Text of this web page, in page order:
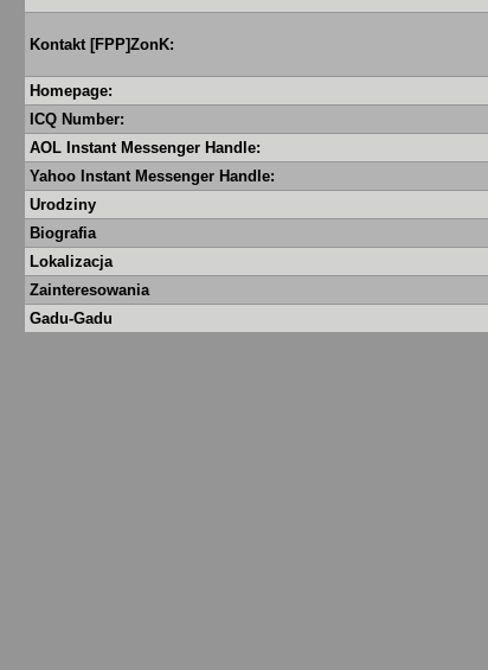
Kontakt [FPP]ZonK:
Homepage:
ICQ Number:
AOL Instant Messenger Handle:
Yahoo Instant Messenger Handle:
Urodziny
Biografia
Lokalizacja
Zainteresowania
Gadu-Gadu